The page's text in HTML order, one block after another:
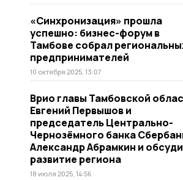
«Синхронизация» прошла
успешно: бизнес-форум в
Тамбове собрал
предпринимателей
10 октября 2025, 13:07
Врио главы Тамбовской
Евгений Первышов и
председатель Центрально-
Чернозёмного банка
Александр Абрамкин и
развитие региона
18 июля 2025, 14:56